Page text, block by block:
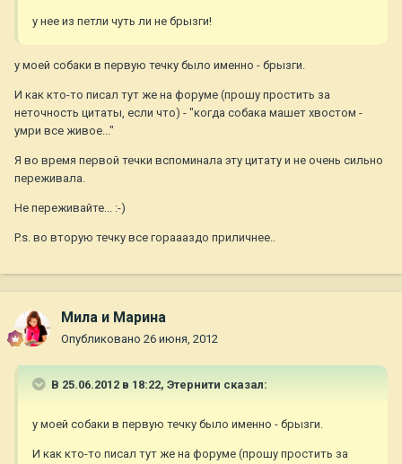
у нее из петли чуть ли не брызги!
у моей собаки в первую течку было именно - брызги.
И как кто-то писал тут же на форуме (прошу простить за
неточность цитаты, если что) - "когда собака машет хвостом -
умри все живое..."
Я во время первой течки вспоминала эту цитату и не очень сильно
переживала.
Не переживайте... :-)
P.s. во вторую течку все гораааздо приличнее..
Мила и Марина
Опубликовано 26 июня, 2012
В 25.06.2012 в 18:22, Этернити сказал:
у моей собаки в первую течку было именно - брызги.
И как кто-то писал тут же на форуме (прошу простить за